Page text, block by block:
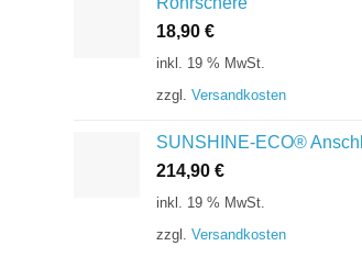
18,90 €
inkl. 19 % MwSt.
zzgl. Versandkosten
SUNSHINE-ECO®
214,90 €
inkl. 19 % MwSt.
zzgl. Versandkosten